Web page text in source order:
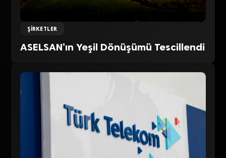
ŞIRKETLER
ASELSAN’ın Yeşil Dönüşümü Tescillendi